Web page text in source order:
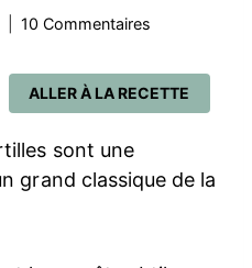
10 Commentaires
ALLER À LA RECETTE
sont une
grand classique de la